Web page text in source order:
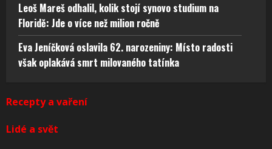
Leoš Mareš odhalil, kolik stojí synovo studium na
Floridě: Jde o více než milion ročně
Eva Jeníčková oslavila 62. narozeniny: Místo radosti
však oplakává smrt milovaného tatínka
Recepty a vaření
Lidé a svět